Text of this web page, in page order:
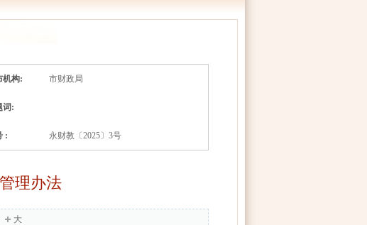
机构: 市财政局
词:
: 永财教〔2025〕3号
理办法
大